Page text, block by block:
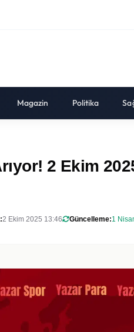
Magazin Politika
2 Ekim
2 Ekim 2025 13:46 Güncelleme:1